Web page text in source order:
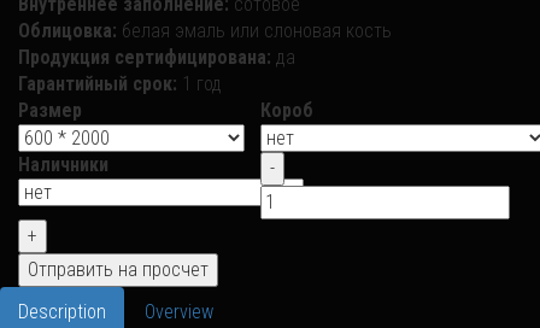
Облицовка: белая эмаль или слоновая кость
Продукция сертифицирована: да
Гарантийный срок: 1 год
Размер
Короб
Наличники
Description
Overview